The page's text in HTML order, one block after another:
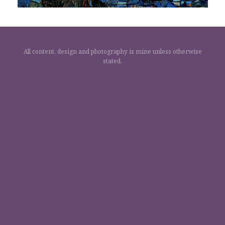
All content, design and photography is mine unless otherwise
stated.